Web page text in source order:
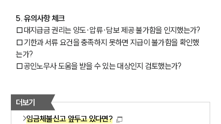
5. 유의사항 체크
□대지급금 권리는 양도·압류·담보 제공 불가함을 인지했는가?
□기한과 서류 요건을 충족하지 못하면 지급이 불가함을 확인했
는가?
□공인노무사 도움을 받을 수 있는 대상인지 검토했는가?
더보기
임금체불신고 앞두고 있다면?